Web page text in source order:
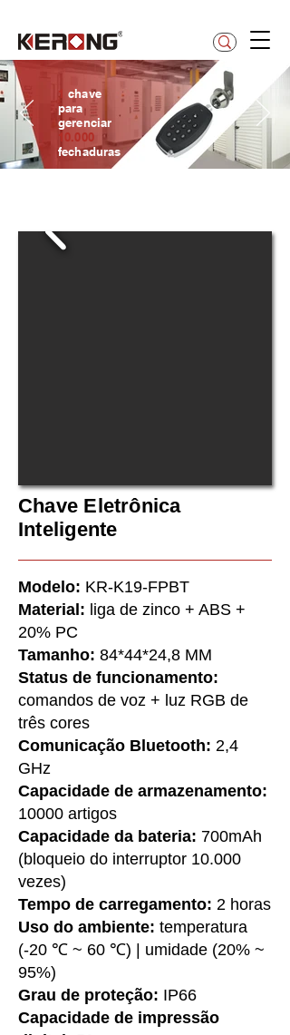
1 chave
para
gerenciar
10.000
fechaduras
Chave Eletrônica
Inteligente
Modelo: KR-K19-FPBT
Material: liga de zinco + ABS +
20% PC
Tamanho: 84*44*24,8 MM
Status de funcionamento:
comandos de voz + luz RGB de
três cores
Comunicação Bluetooth: 2,4
GHz
Capacidade de armazenamento:
10000 artigos
Capacidade da bateria: 700mAh
(bloqueio do interruptor 10.000
vezes)
Tempo de carregamento: 2 horas
Uso do ambiente: temperatura
(-20 ℃ ~ 60 ℃) | umidade (20% ~
95%)
Grau de proteção: IP66
Capacidade de impressão